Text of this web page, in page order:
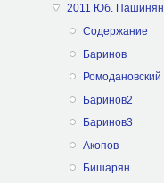
2011 Юб. Пашинян
Содержание
Баринов
Ромодановский
Баринов2
Баринов3
Акопов
Бишарян